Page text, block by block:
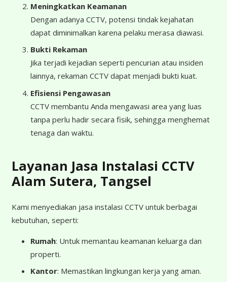
Meningkatkan Keamanan
Dengan adanya CCTV, potensi tindak kejahatan
dapat diminimalkan karena pelaku merasa diawasi.
Bukti Rekaman
Jika terjadi kejadian seperti pencurian atau insiden
lainnya, rekaman CCTV dapat menjadi bukti kuat.
Efisiensi Pengawasan
CCTV membantu Anda mengawasi area yang luas
tanpa perlu hadir secara fisik, sehingga menghemat
tenaga dan waktu.
Layanan Jasa Instalasi CCTV
Alam Sutera, Tangsel
Kami menyediakan jasa instalasi CCTV untuk berbagai
kebutuhan, seperti:
Rumah: Untuk memantau keamanan keluarga dan
properti.
Kantor: Memastikan lingkungan kerja yang aman.